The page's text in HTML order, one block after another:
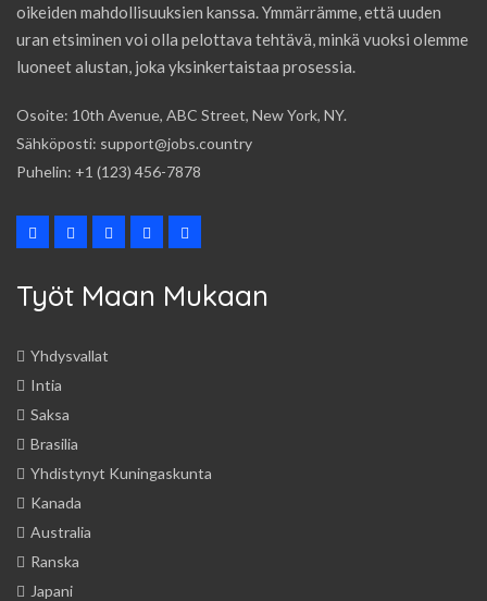
oikeiden mahdollisuuksien kanssa. Ymmärrämme, että uuden
uran etsiminen voi olla pelottava tehtävä, minkä vuoksi olemme
luoneet alustan, joka yksinkertaistaa prosessia.
Osoite: 10th Avenue, ABC Street, New York, NY.
Sähköposti: support@jobs.country
Puhelin: +1 (123) 456-7878
Työt Maan Mukaan
Yhdysvallat
Intia
Saksa
Brasilia
Yhdistynyt Kuningaskunta
Kanada
Australia
Ranska
Japani